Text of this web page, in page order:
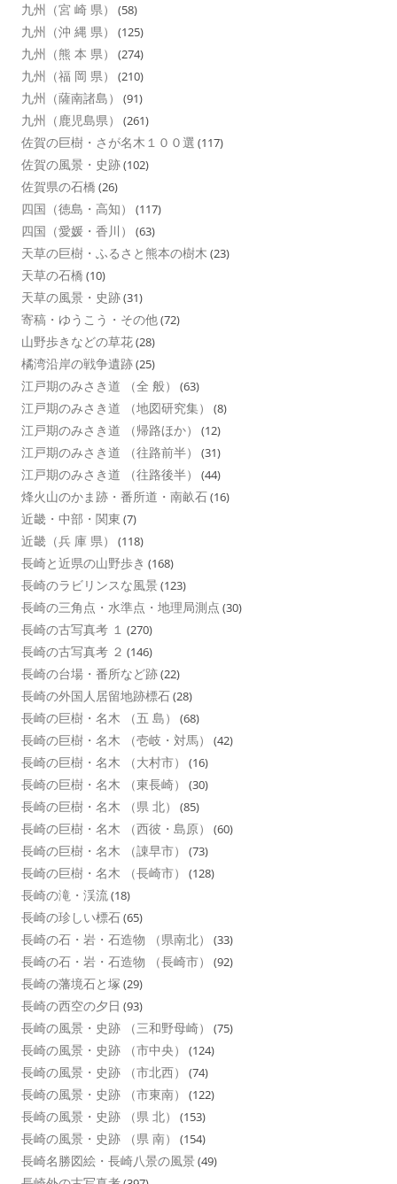
九州（宮 崎 県） (58)
九州（沖 縄 県） (125)
九州（熊 本 県） (274)
九州（福 岡 県） (210)
九州（薩南諸島） (91)
九州（鹿児島県） (261)
佐賀の巨樹・さが名木１００選 (117)
佐賀の風景・史跡(102)
佐賀県の石橋 (26)
四国（徳島・高知） (117)
四国（愛媛・香川） (63)
天草の巨樹・ふるさと熊本の樹木 (23)
天草の石橋 (10)
天草の風景・史跡(31)
寄稿・ゆうこう・その他(72)
山野歩きなどの草花(28)
橘湾沿岸の戦争遺跡(25)
江戸期のみさき道 （全 般） (63)
江戸期のみさき道 （地図研究集） (8)
江戸期のみさき道 （帰路ほか） (12)
江戸期のみさき道 （往路前半） (31)
江戸期のみさき道 （往路後半） (44)
烽火山のかま跡・番所道・南畝石(16)
近畿・中部・関東 (7)
近畿（兵 庫 県） (118)
長崎と近県の山野歩き (168)
長崎のラビリンスな風景 (123)
長崎の三角点・水準点・地理局測点 (30)
長崎の古写真考 １ (270)
長崎の古写真考 ２ (146)
長崎の台場・番所など跡(22)
長崎の外国人居留地跡標石(28)
長崎の巨樹・名木 （五 島） (68)
長崎の巨樹・名木 （壱岐・対馬） (42)
長崎の巨樹・名木 （大村市） (16)
長崎の巨樹・名木 （東長崎） (30)
長崎の巨樹・名木 （県 北） (85)
長崎の巨樹・名木 （西彼・島原） (60)
長崎の巨樹・名木 （諌早市） (73)
長崎の巨樹・名木 （長崎市） (128)
長崎の滝・渓流(18)
長崎の珍しい標石(65)
長崎の石・岩・石造物 （県南北） (33)
長崎の石・岩・石造物 （長崎市） (92)
長崎の藩境石と塚 (29)
長崎の西空の夕日 (93)
長崎の風景・史跡 （三和野母崎） (75)
長崎の風景・史跡 （市中央） (124)
長崎の風景・史跡 （市北西） (74)
長崎の風景・史跡 （市東南） (122)
長崎の風景・史跡 （県 北） (153)
長崎の風景・史跡 （県 南） (154)
長崎名勝図絵・長崎八景の風景 (49)